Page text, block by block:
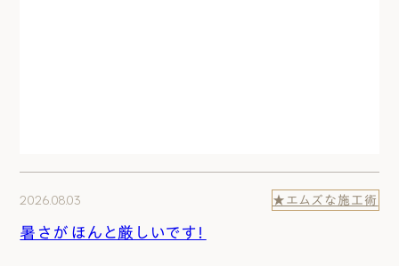
2026.08.03 ★エムズな施工術
暑さがほんと厳しいです！